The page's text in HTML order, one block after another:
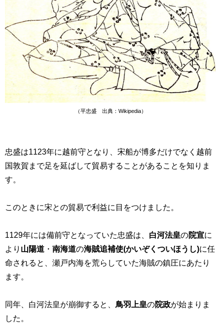
（平忠盛 出典：Wikipedia）
忠盛は1123年に越前守となり、宋船が博多だけでなく越前
国敦賀まで足を延ばして貿易することがあることを知りま
す。
このときに宋との貿易で利益に目をつけました。
1129年には備前守となっていた忠盛は、 白河法皇の院宣に
より 山陽道 ・ 南海道の海賊追補使(かいぞくついほうし)に任
命されると、瀬戸内海を荒らしていた海賊の鎮圧にあたり
ます。
同年、白河法皇が崩御すると、 鳥羽上皇の院政が始まりま
した。